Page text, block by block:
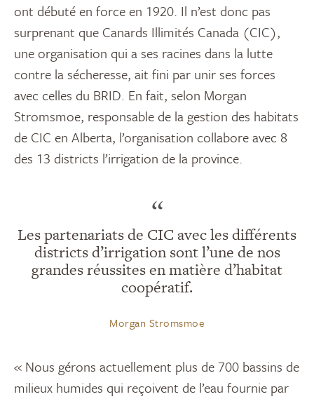
ont débuté en force en 1920. Il n’est donc pas
surprenant que Canards Illimités Canada (CIC),
une organisation qui a ses racines dans la lutte
contre la sécheresse, ait fini par unir ses forces
avec celles du BRID. En fait, selon Morgan
Stromsmoe, responsable de la gestion des habitats
de CIC en Alberta, l’organisation collabore avec 8
des 13 districts l’irrigation de la province.
“
Les partenariats de CIC avec les différents
districts d’irrigation sont l’une de nos
grandes réussites en matière d’habitat
coopératif.
Morgan Stromsmoe
« Nous gérons actuellement plus de 700 bassins de
milieux humides qui reçoivent de l’eau fournie par